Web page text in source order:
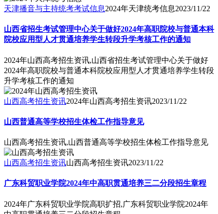
天津播音与主持统考考试信息2024年天津统考信息2023/11/22
山西省招生考试管理中心关于做好2024年高职院校与普通本科
院校应用型人才贯通培养学生转段升学考核工作的通知
2024年山西高考招生资讯,山西省招生考试管理中心关于做好
2024年高职院校与普通本科院校应用型人才贯通培养学生转段
升学考核工作的通知
山西高考招生资讯2024年山西高考招生资讯2023/11/22
山西普通高等学校招生体检工作指导意见
山西高考招生资讯,山西普通高等学校招生体检工作指导意见
山西高考招生资讯山西高考招生资讯2023/11/22
广东科贸职业学院2024年中高职贯通培养三二分段招生章程
2024年广东科贸职业学院高职扩招,广东科贸职业学院2024年